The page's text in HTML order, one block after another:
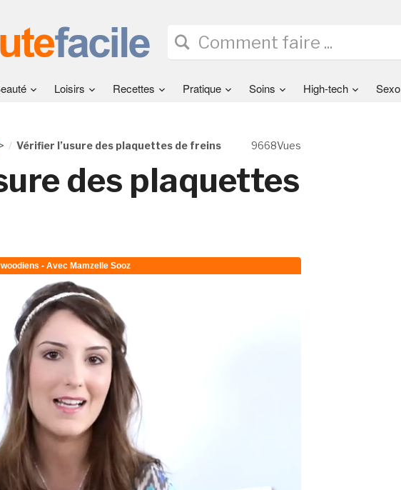
Loisirs Recettes Pratique Soins High-tech Sexo
9668Vues
> Vérifier l’usure des plaquettes de freins
des plaquettes